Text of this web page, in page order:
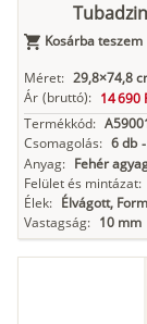
Kosárba teszem
Méret: 29,8×74,8
Ár (bruttó): 14 690
Termékkód:
Csomagolás: 6 db -
Anyag: Fehér
Felület és mintázat:
Élek: Élvágott,
Vastagság: 10 mm